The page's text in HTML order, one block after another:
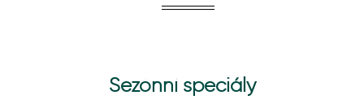
Sezónní speciály